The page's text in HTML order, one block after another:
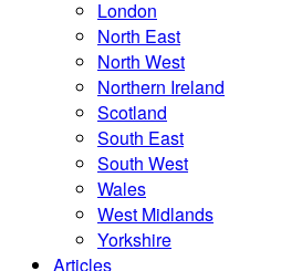
London
North East
North West
Northern Ireland
Scotland
South East
South West
Wales
West Midlands
Yorkshire
Articles